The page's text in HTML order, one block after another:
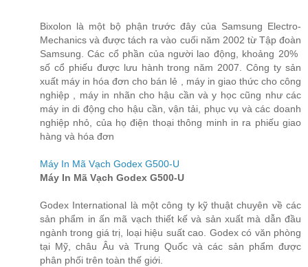
Bixolon là một bộ phận trước đây của Samsung Electro-
Mechanics và được tách ra vào cuối năm 2002 từ Tập đoàn
Samsung. Các cổ phần của người lao động, khoảng 20% ​​
số cổ phiếu được lưu hành trong năm 2007. Công ty sản
xuất máy in hóa đơn cho bán lẻ , máy in giao thức cho công
nghiệp , máy in nhãn cho hậu cần và y học cũng như các
máy in di động cho hậu cần, vận tải, phục vụ và các doanh
nghiệp nhỏ, của họ điện thoại thông minh in ra phiếu giao
hàng và hóa đơn
Máy In Mã Vạch Godex G500-U
Máy In Mã Vạch Godex G500-U
Godex International là một công ty kỹ thuật chuyên về các
sản phẩm in ấn mã vạch thiết kế và sản xuất mà dẫn đầu
ngành trong giá trị, loại hiệu suất cao. Godex có văn phòng
tại Mỹ, châu Âu và Trung Quốc và các sản phẩm được
phân phối trên toàn thế giới.